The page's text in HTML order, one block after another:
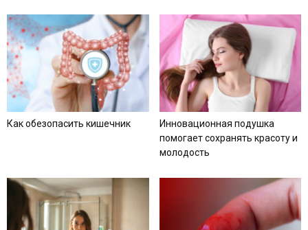
Как обезопасить кишечник
Инновационная подушка
помогает сохранять красоту и
молодость